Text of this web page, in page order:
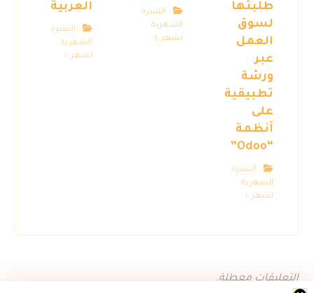
طلبتها
لسوق
العمل
عبر
ورشة
تطبيقية
على
أنظمة
“Odoo”
النشرة
الشهرية
لشهر ١٠
النشرة
الشهرية
لشهر ١٠
العربية
النشرة
الشهرية
لشهر ١٠
التعليقات معطلة.